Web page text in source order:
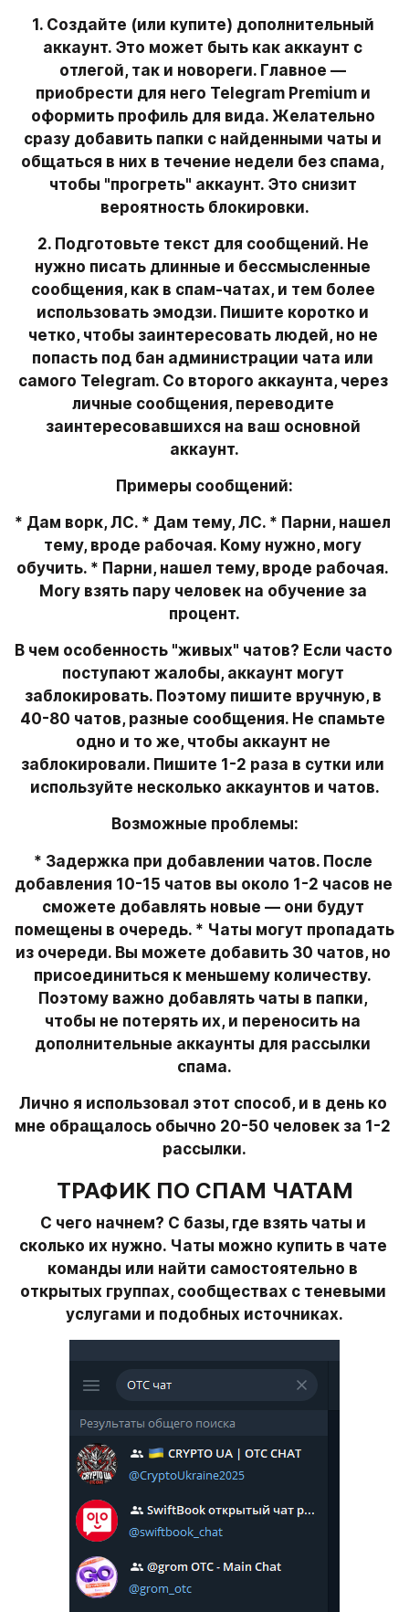
1. Создайте (или купите) дополнительный
аккаунт. Это может быть как аккаунт с
отлегой, так и новореги. Главное —
приобрести для него Telegram Premium и
оформить профиль для вида. Желательно
сразу добавить папки с найденными чаты и
общаться в них в течение недели без спама,
чтобы "прогреть" аккаунт. Это снизит
вероятность блокировки.
2. Подготовьте текст для сообщений. Не
нужно писать длинные и бессмысленные
сообщения, как в спам-чатах, и тем более
использовать эмодзи. Пишите коротко и
четко, чтобы заинтересовать людей, но не
попасть под бан администрации чата или
самого Telegram. Со второго аккаунта, через
личные сообщения, переводите
заинтересовавшихся на ваш основной
аккаунт.
Примеры сообщений:
* Дам ворк, ЛС. * Дам тему, ЛС. * Парни, нашел
тему, вроде рабочая. Кому нужно, могу
обучить. * Парни, нашел тему, вроде рабочая.
Могу взять пару человек на обучение за
процент.
В чем особенность "живых" чатов? Если часто
поступают жалобы, аккаунт могут
заблокировать. Поэтому пишите вручную, в
40-80 чатов, разные сообщения. Не спамьте
одно и то же, чтобы аккаунт не
заблокировали. Пишите 1-2 раза в сутки или
используйте несколько аккаунтов и чатов.
Возможные проблемы:
* Задержка при добавлении чатов. После
добавления 10-15 чатов вы около 1-2 часов не
сможете добавлять новые — они будут
помещены в очередь. * Чаты могут пропадать
из очереди. Вы можете добавить 30 чатов, но
присоединиться к меньшему количеству.
Поэтому важно добавлять чаты в папки,
чтобы не потерять их, и переносить на
дополнительные аккаунты для рассылки
спама.
Лично я использовал этот способ, и в день ко
мне обращалось обычно 20-50 человек за 1-2
рассылки.
ТРАФИК ПО СПАМ ЧАТАМ
С чего начнем? С базы, где взять чаты и
сколько их нужно. Чаты можно купить в чате
команды или найти самостоятельно в
открытых группах, сообществах с теневыми
услугами и подобных источниках.